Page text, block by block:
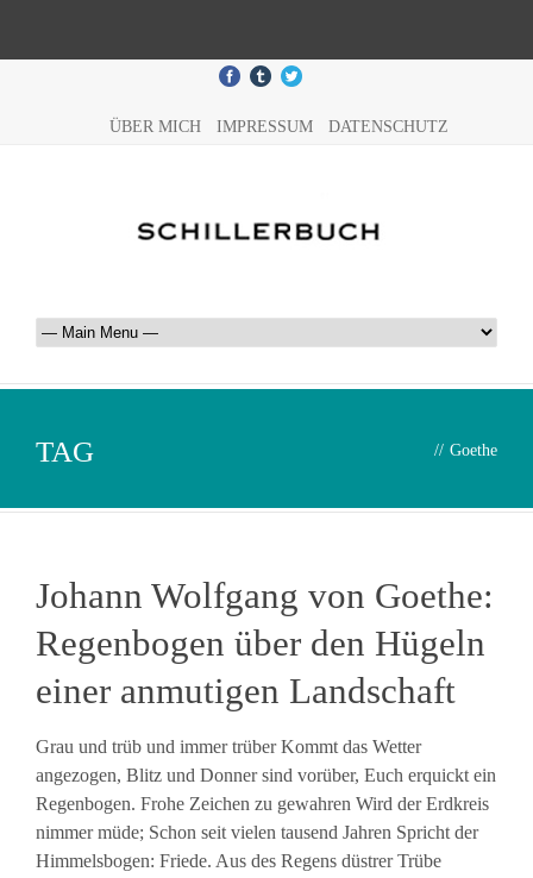
ÜBER MICH IMPRESSUM DATENSCHUTZ
TAG // Goethe
Johann Wolfgang von Goethe:
Regenbogen über den Hügeln
einer anmutigen Landschaft
Grau und trüb und immer trüber Kommt das Wetter
angezogen, Blitz und Donner sind vorüber, Euch erquickt ein
Regenbogen. Frohe Zeichen zu gewahren Wird der Erdkreis
nimmer müde; Schon seit vielen tausend Jahren Spricht der
Himmelsbogen: Friede. Aus des Regens düstrer Trübe